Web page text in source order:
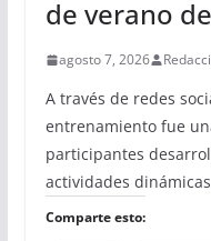
de verano
agosto 7, 2026
A través de redes
entrenamiento fue
participantes
actividades
Comparte esto: